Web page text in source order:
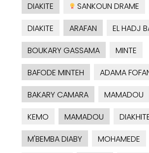
DIAKITE
SANKOUN DRAME
DIAKITE
ARAFAN
EL HADJ
BOUKARY GASSAMA
MINTE
BAFODE MINTEH
ADAMA
BAKARY CAMARA
MAMADOU
KEMO
MAMADOU
M'BEMBA DIABY
MOHAMEDE